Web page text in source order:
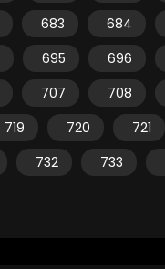
683 684
695 696
707 708
719 720 721
732 733